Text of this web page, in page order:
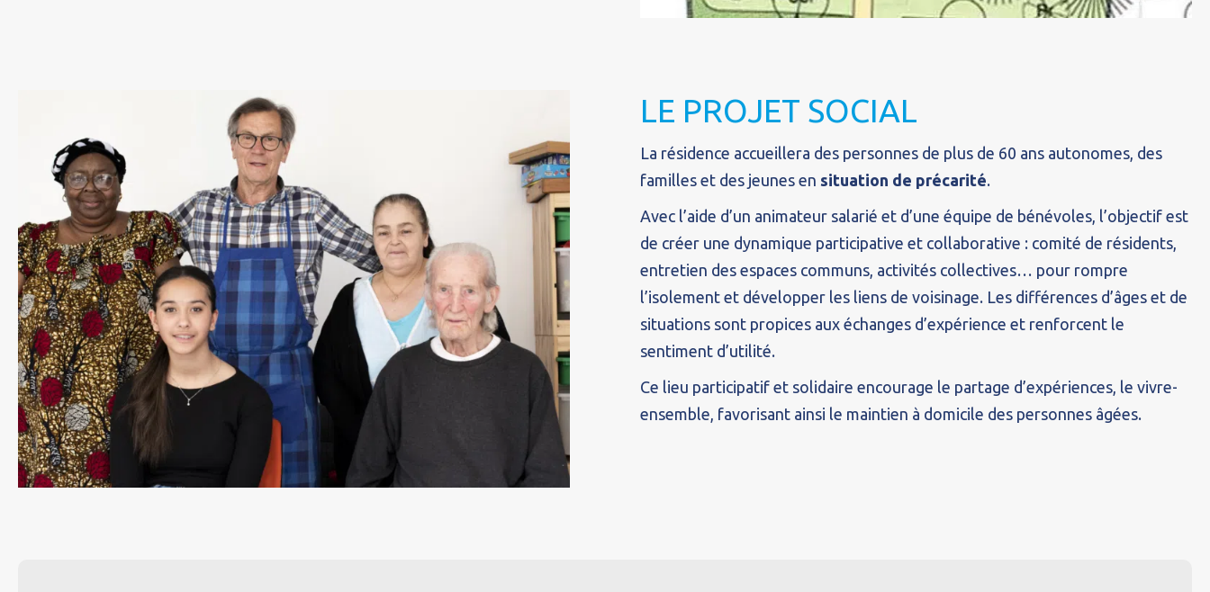
LE PROJET SOCIAL
La résidence accueillera des personnes de plus de 60 ans autonomes, des
familles et des jeunes en situation de précarité.
Avec l’aide d’un animateur salarié et d’une équipe de bénévoles, l’objectif est
de créer une dynamique participative et collaborative : comité de résidents,
entretien des espaces communs, activités collectives… pour rompre
l’isolement et développer les liens de voisinage. Les différences d’âges et de
situations sont propices aux échanges d’expérience et renforcent le
sentiment d’utilité.
Ce lieu participatif et solidaire encourage le partage d’expériences, le vivre-
ensemble, favorisant ainsi le maintien à domicile des personnes âgées.